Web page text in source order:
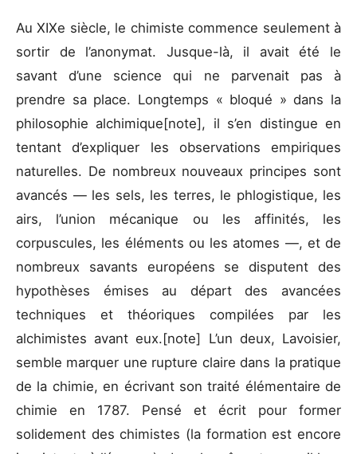
Au XIXe siècle, le chimiste commence seulement à
sortir de l’anonymat. Jusque-là, il avait été le
savant d’une science qui ne parvenait pas à
prendre sa place. Longtemps « bloqué » dans la
philosophie alchimique[note], il s’en distingue en
tentant d’expliquer les observations empiriques
naturelles. De nombreux nouveaux principes sont
avancés — les sels, les terres, le phlogistique, les
airs, l’union mécanique ou les affinités, les
corpuscules, les éléments ou les atomes —, et de
nombreux savants européens se disputent des
hypothèses émises au départ des avancées
techniques et théoriques compilées par les
alchimistes avant eux.[note] L’un deux, Lavoisier,
semble marquer une rupture claire dans la pratique
de la chimie, en écrivant son traité élémentaire de
chimie en 1787. Pensé et écrit pour former
solidement des chimistes (la formation est encore